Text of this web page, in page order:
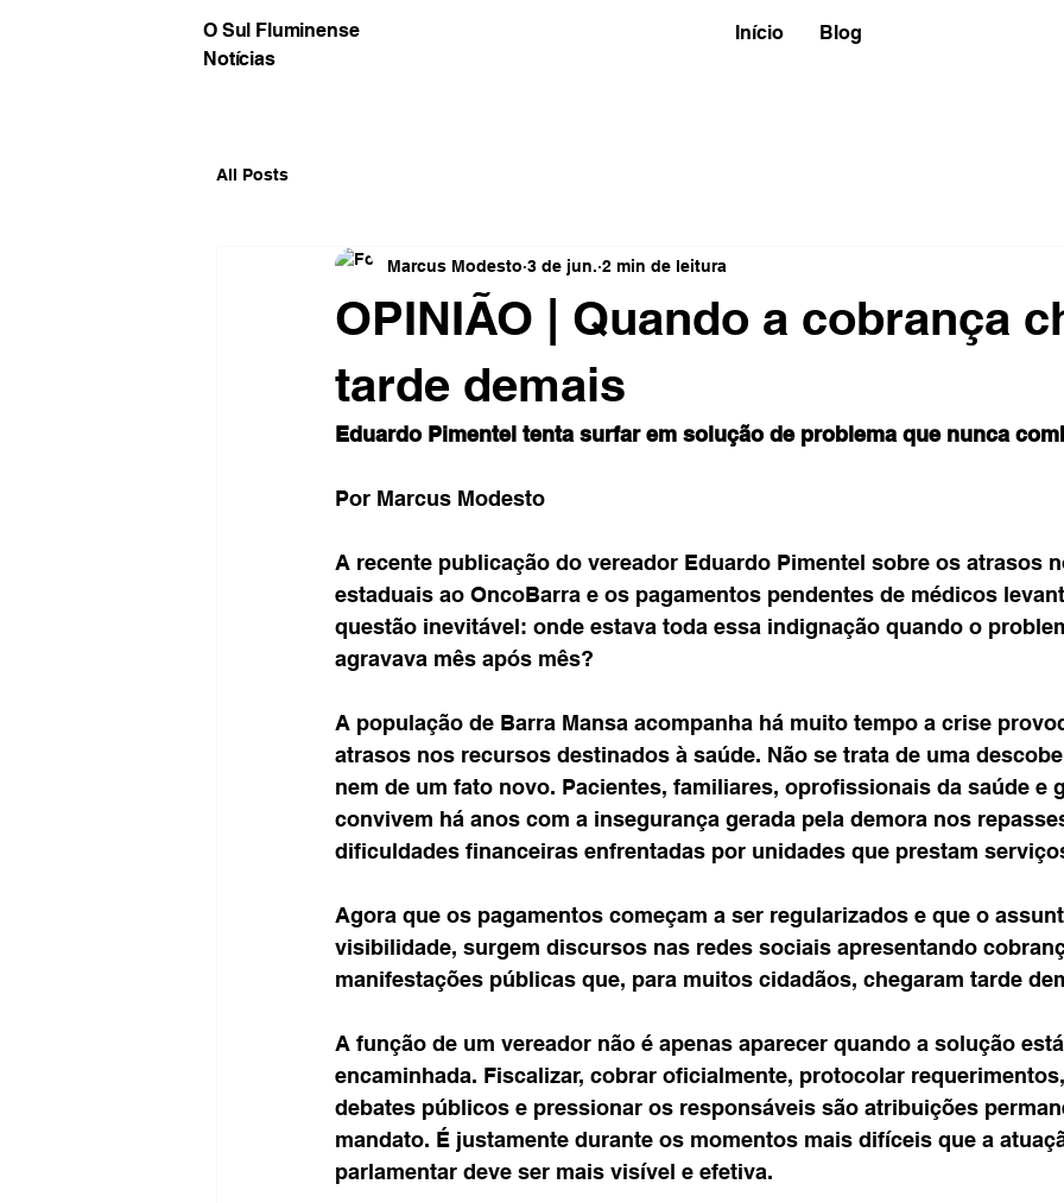
O Sul Fluminense
Notícias
Início Blog
All Posts
OPINIÃO | Quando a cobrança
tarde demais
Marcus Modesto 3 de jun. 2 min de leitura
Eduardo Pimentel tenta surfar em solução de problema que nunca
Por Marcus Modesto
A recente publicação do vereador Eduardo Pimentel sobre os atrasos
estaduais ao OncoBarra e os pagamentos pendentes de médicos
questão inevitável: onde estava toda essa indignação quando o
agravava mês após mês?
A população de Barra Mansa acompanha há muito tempo a crise
atrasos nos recursos destinados à saúde. Não se trata de uma
nem de um fato novo. Pacientes, familiares, oprofissionais da saúde e
convivem há anos com a insegurança gerada pela demora nos
dificuldades financeiras enfrentadas por unidades que prestam
Agora que os pagamentos começam a ser regularizados e que o
visibilidade, surgem discursos nas redes sociais apresentando
manifestações públicas que, para muitos cidadãos, chegaram tarde
A função de um vereador não é apenas aparecer quando a solução está
encaminhada. Fiscalizar, cobrar oficialmente, protocolar
debates públicos e pressionar os responsáveis são atribuições
mandato. É justamente durante os momentos mais difíceis que a
parlamentar deve ser mais visível e efetiva.